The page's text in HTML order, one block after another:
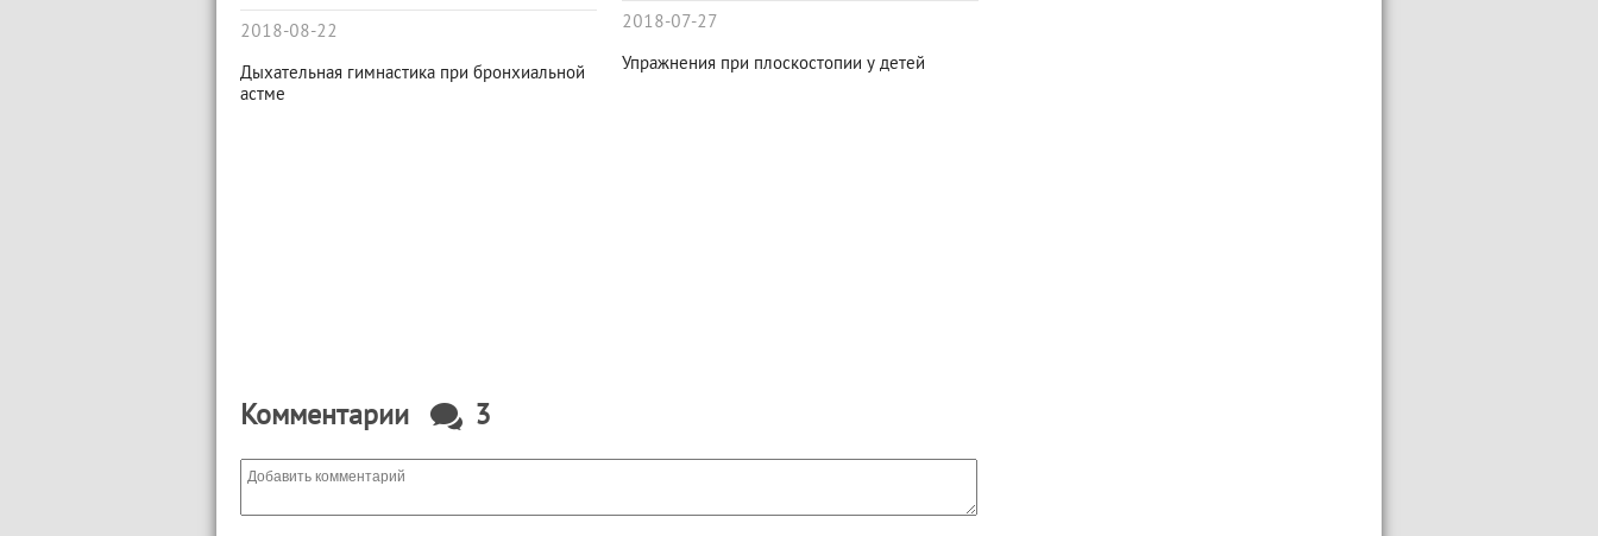
2018-08-22
Дыхательная гимнастика при бронхиальной
астме
2018-07-27
Упражнения при плоскостопии у детей
Комментарии 3